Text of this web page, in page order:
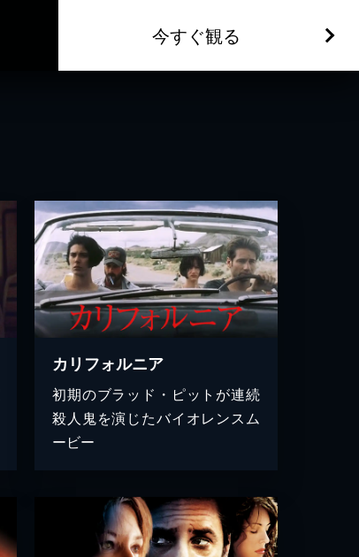
今すぐ観る
カリフォルニア
初期のブラッド・ピットが連続
殺人鬼を演じたバイオレンスム
ービー